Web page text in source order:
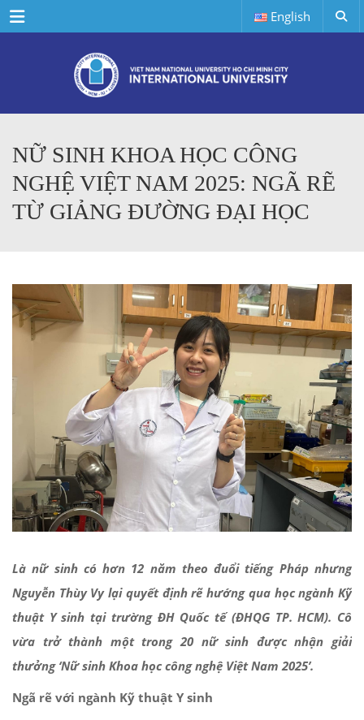
Menu English
NỮ SINH KHOA HỌC CÔNG
NGHỆ VIỆT NAM 2025: NGÃ RẼ
TỪ GIẢNG ĐƯỜNG ĐẠI HỌC
Là nữ sinh có hơn 12 năm theo đuổi tiếng Pháp nhưng
Nguyễn Thùy Vy lại quyết định rẽ hướng qua học ngành Kỹ
thuật Y sinh tại trường ĐH Quốc tế (ĐHQG TP. HCM). Cô
vừa trở thành một trong 20 nữ sinh được nhận giải
thưởng ‘Nữ sinh Khoa học công nghệ Việt Nam 2025’.
Ngã rẽ với ngành Kỹ thuật Y sinh